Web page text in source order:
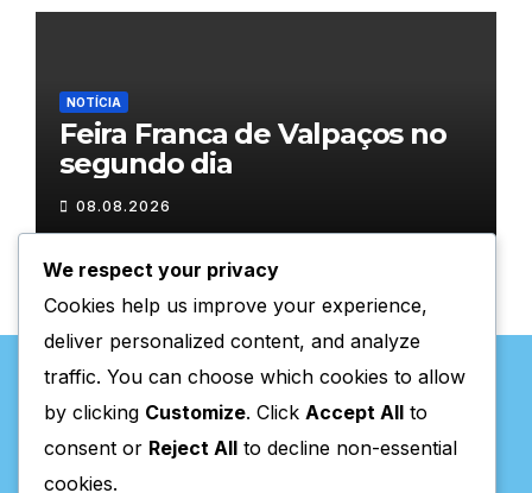
NOTÍCIA
Feira Franca de Valpaços no
segundo dia
08.08.2026
Valpaços Online
We respect your privacy
Cookies help us improve your experience,
deliver personalized content, and analyze
traffic. You can choose which cookies to allow
by clicking Customize. Click Accept All to
consent or Reject All to decline non-essential
cookies.